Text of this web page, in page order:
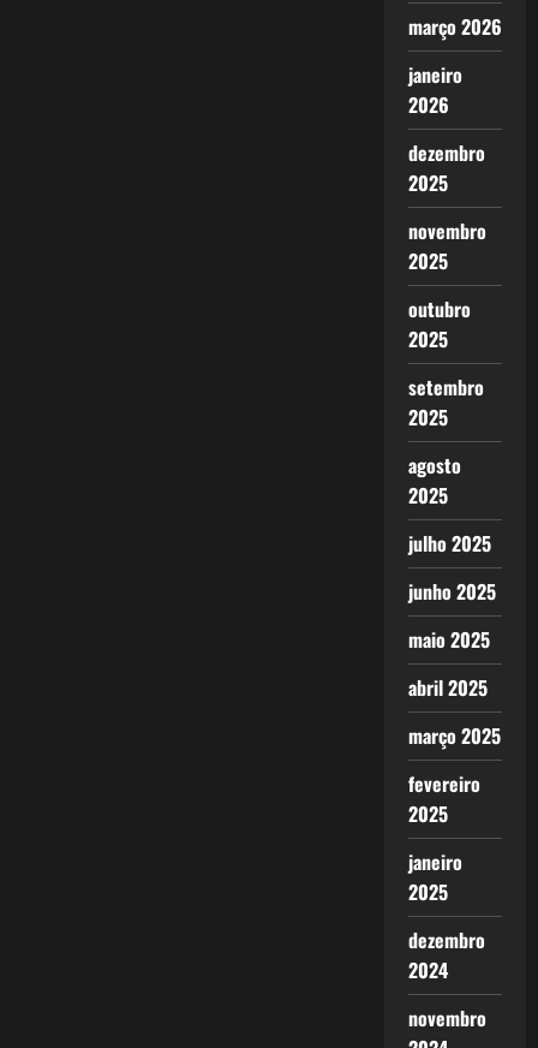
março 2026
janeiro
2026
dezembro
2025
novembro
2025
outubro
2025
setembro
2025
agosto
2025
julho 2025
junho 2025
maio 2025
abril 2025
março 2025
fevereiro
2025
janeiro
2025
dezembro
2024
novembro